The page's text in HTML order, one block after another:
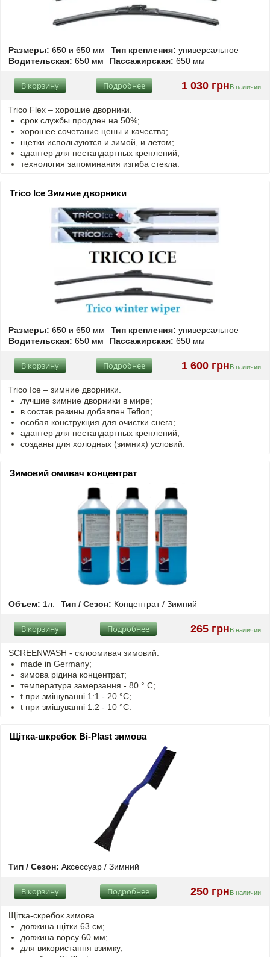
Размеры: 650 и 650 мм Тип крепления: универсальное
Водительская: 650 мм Пассажирская: 650 мм
1 030 грнВ наличии
Подробнее
В корзину
Trico Flex – хорошие дворники.
срок службы продлен на 50%;
хорошее сочетание цены и качества;
щетки используются и зимой, и летом;
адаптер для нестандартных креплений;
технология запоминания изгиба стекла.
Trico Ice Зимние дворники
Размеры: 650 и 650 мм Тип крепления: универсальное
Водительская: 650 мм Пассажирская: 650 мм
1 600 грнВ наличии
Подробнее
В корзину
Trico Ice – зимние дворники.
лучшие зимние дворники в мире;
в состав резины добавлен Teflon;
особая конструкция для очистки снега;
адаптер для нестандартных креплений;
созданы для холодных (зимних) условий.
Зимовий омивач концентрат
Объем: 1л. Тип / Сезон: Концентрат / Зимний
265 грнВ наличии
Подробнее
В корзину
SCREENWASH - cклоомивач зимовий.
made in Germany;
зимова рідина концентрат;
температура замерзання - 80 ° C;
t при змішуванні 1:1 - 20 °C;
t при змішуванні 1:2 - 10 °C.
Щітка-шкребок Bi-Plast зимова
Тип / Сезон: Аксессуар / Зимний
250 грн В наличии
Подробнее
В корзину
Щітка-скребок зимова.
довжина щітки 63 см;
довжина ворсу 60 мм;
для використання взимку;